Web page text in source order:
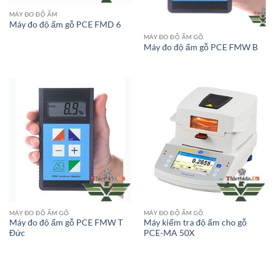
MÁY ĐO ĐỘ ẨM
Máy đo độ ẩm gỗ PCE FMD 6
MÁY ĐO ĐỘ ẨM GỖ
Máy đo độ ẩm gỗ PCE FMW B
MÁY ĐO ĐỘ ẨM GỖ
Máy đo độ ẩm gỗ PCE FMW T
Đức
MÁY ĐO ĐỘ ẨM GỖ
Máy kiểm tra độ ẩm cho gỗ
PCE-MA 50X